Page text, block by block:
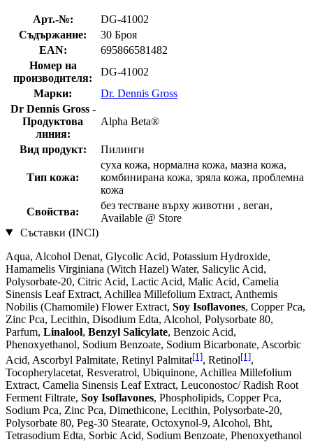
Арт.-№:
DG-41002
Съдържание:
30 Броя
EAN:
695866581482
Номер на
производителя:
DG-41002
Марки:
Dr. Dennis Gross
Dr Dennis Gross -
Продуктова
линия:
Alpha Beta®
Вид продукт: Пилинги
Тип кожа:
суха кожа, нормална кожа, мазна кожа,
комбинирана кожа, зряла кожа, проблемна
кожа
Свойства:
без тестване върху животни , веган,
Available @ Store
Съставки (INCI)
Aqua, Alcohol Denat, Glycolic Acid, Potassium Hydroxide,
Hamamelis Virginiana (Witch Hazel) Water, Salicylic Acid,
Polysorbate-20, Citric Acid, Lactic Acid, Malic Acid, Camelia
Sinensis Leaf Extract, Achillea Millefolium Extract, Anthemis
Nobilis (Chamomile) Flower Extract, Soy Isoflavones, Copper Pca,
Zinc Pca, Lecithin, Disodium Edta, Alcohol, Polysorbate 80,
Parfum, Linalool, Benzyl Salicylate, Benzoic Acid,
Phenoxyethanol, Sodium Benzoate, Sodium Bicarbonate, Ascorbic
Acid, Ascorbyl Palmitate, Retinyl Palmitat[1], Retinol[1],
Tocopherylacetat, Resveratrol, Ubiquinone, Achillea Millefolium
Extract, Camelia Sinensis Leaf Extract, Leuconostoc/ Radish Root
Ferment Filtrate, Soy Isoflavones, Phospholipids, Copper Pca,
Sodium Pca, Zinc Pca, Dimethicone, Lecithin, Polysorbate-20,
Polysorbate 80, Peg-30 Stearate, Octoxynol-9, Alcohol, Bht,
Tetrasodium Edta, Sorbic Acid, Sodium Benzoate, Phenoxyethanol